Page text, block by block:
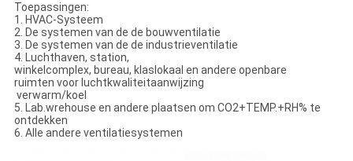
Toepassingen:
1. HVAC-Systeem
2. De systemen van de de bouwventilatie
3. De systemen van de de industrieventilatie
4. Luchthaven, station,
winkelcomplex, bureau, klaslokaal en andere openbare
ruimten voor luchtkwaliteitaanwijzing
verwarm/koel
5. Lab.wrehouse en andere plaatsen om CO2+TEMP.+RH% te
ontdekken
6. Alle andere ventilatiesystemen